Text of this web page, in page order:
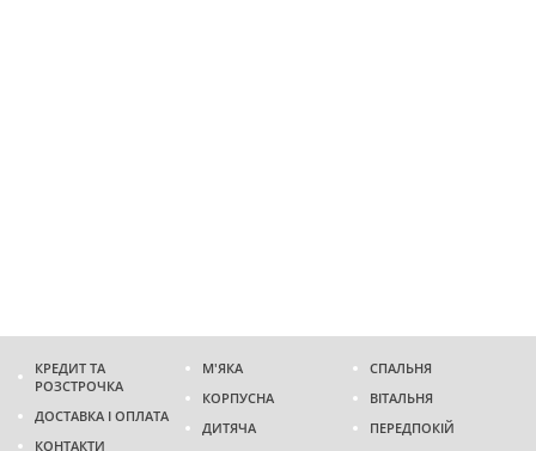
КРЕДИТ ТА
РОЗСТРОЧКА
ДОСТАВКА І ОПЛАТА
КОНТАКТИ
М'ЯКА
КОРПУСНА
ДИТЯЧА
СПАЛЬНЯ
ВІТАЛЬНЯ
ПЕРЕДПОКІЙ